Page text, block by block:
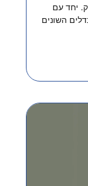
יחד עם
השונים